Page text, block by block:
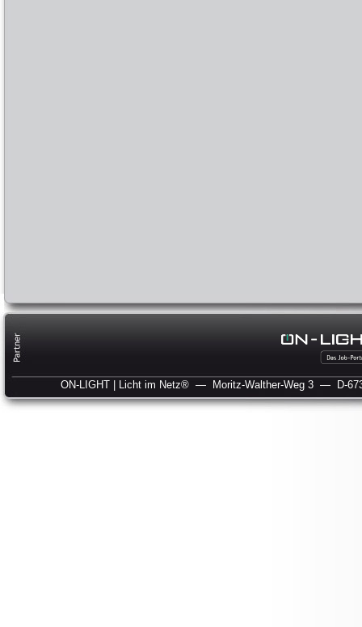
ON-LIGHT | Licht im Netz® — Moritz-Walther-Weg 3 — D-